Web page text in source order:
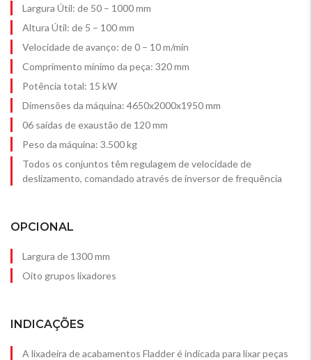
Largura Útil: de 50 – 1000 mm
Altura Útil: de 5 – 100 mm
Velocidade de avanço: de 0 – 10 m/min
Comprimento mínimo da peça: 320 mm
Potência total: 15 kW
Dimensões da máquina: 4650x2000x1950 mm
06 saídas de exaustão de 120 mm
Peso da máquina: 3.500 kg
Todos os conjuntos têm regulagem de velocidade de
deslizamento, comandado através de inversor de frequência
OPCIONAL
Largura de 1300 mm
Oito grupos lixadores
INDICAÇÕES
A lixadeira de acabamentos Fladder é indicada para lixar peças